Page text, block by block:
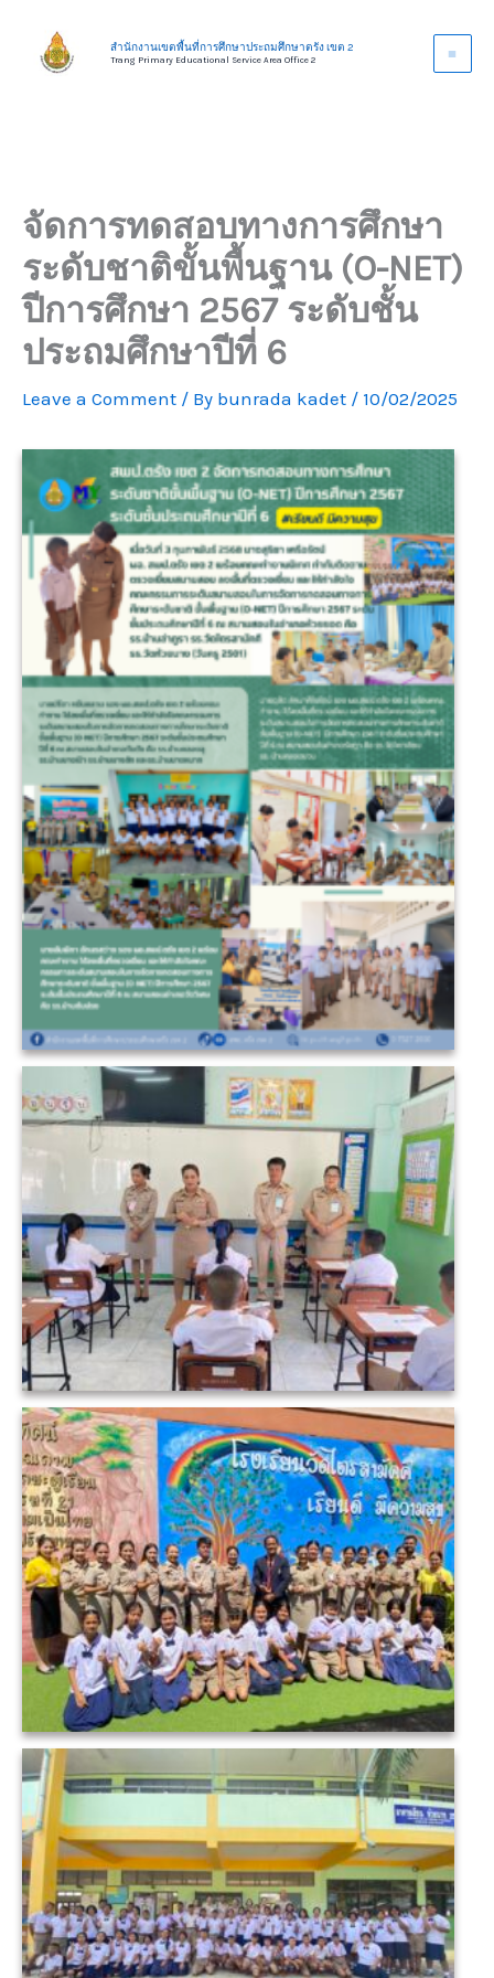
content
สำนักงานเขตพื้นที่การศึกษาประถมศึกษาตรัง เขต 2
Trang Primary Educational Service Area Office 2
จัดการทดสอบทางการศึกษา
ระดับชาติขั้นพื้นฐาน (O-NET)
ปีการศึกษา 2567 ระดับชั้น
ประถมศึกษาปีที่ 6
Leave a Comment / By bunrada kadet / 10/02/2025